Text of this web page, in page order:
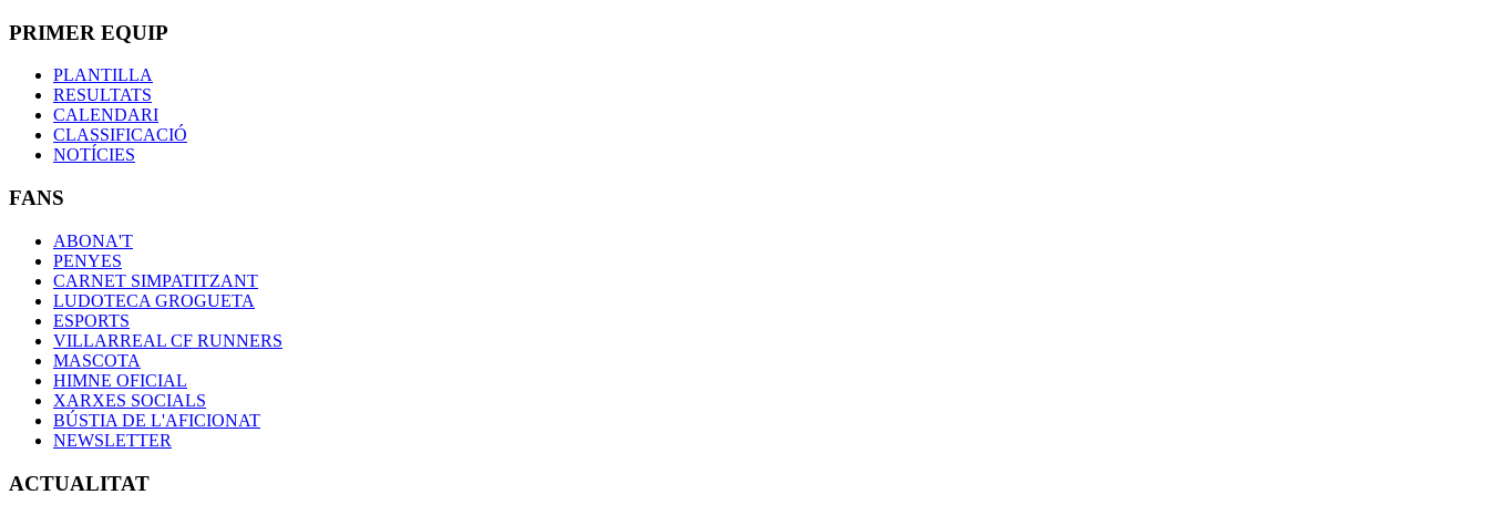
PRIMER EQUIP
PLANTILLA
RESULTATS
CALENDARI
CLASSIFICACIÓ
NOTÍCIES
FANS
ABONA'T
PENYES
CARNET SIMPATITZANT
LUDOTECA GROGUETA
ESPORTS
VILLARREAL CF RUNNERS
MASCOTA
HIMNE OFICIAL
XARXES SOCIALS
BÚSTIA DE L'AFICIONAT
NEWSLETTER
ACTUALITAT